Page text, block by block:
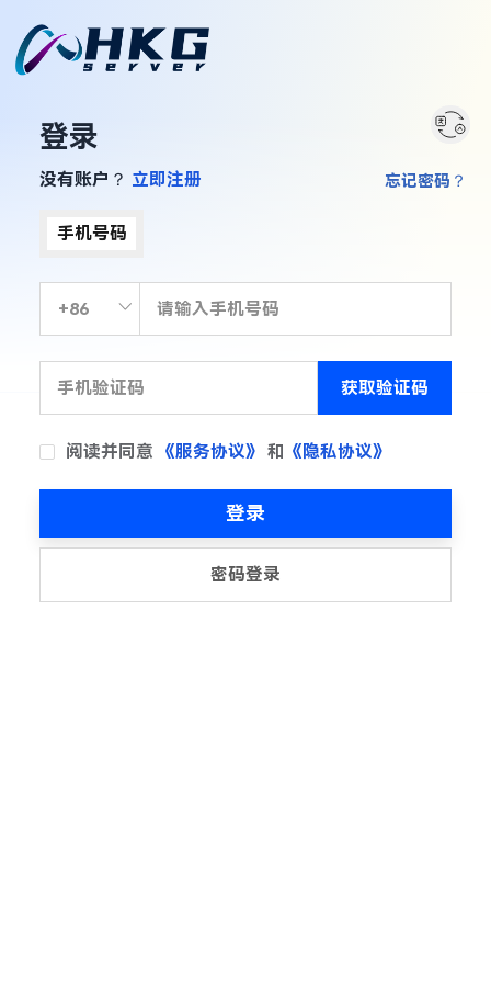
登录
没有账户？ 立即注册
手机号码
获取验证码
阅读并同意 《服务协议》 和 《隐私协议》
忘记密码？
登录
密码登录